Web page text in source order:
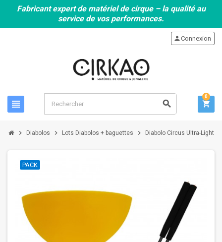
Fabricant expert de matériel de cirque – la qualité au
service de vos performances.
view_headline search
personConnexion
shopping_cart
0
chevron_right Diabolos chevron_right Lots Diabolos + baguettes chevron_right Diabolo Circus Ultra-Light
PACK